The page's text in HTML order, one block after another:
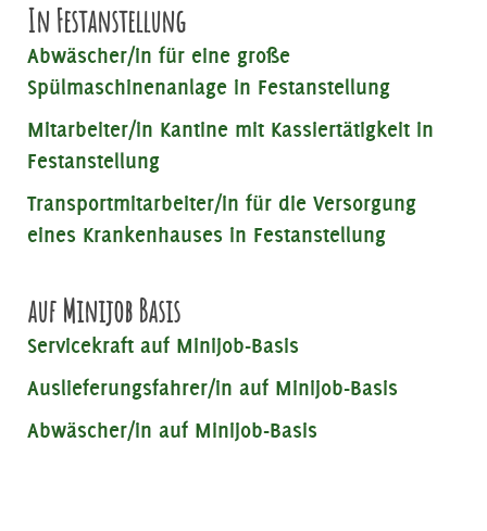
In Festanstellung
Abwäscher/in für eine große
Spülmaschinenanlage in Festanstellung
Mitarbeiter/in Kantine mit Kassiertätigkeit in
Festanstellung
Transportmitarbeiter/in für die Versorgung
eines Krankenhauses in Festanstellung
auf Minijob Basis
Servicekraft auf Minijob-Basis
Auslieferungsfahrer/in auf Minijob-Basis
Abwäscher/in auf Minijob-Basis